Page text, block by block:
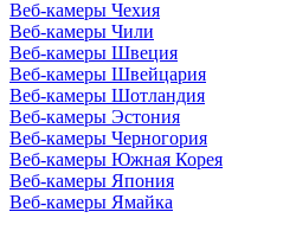
Веб-камеры Чехия
Веб-камеры Чили
Веб-камеры Швеция
Веб-камеры Швейцария
Веб-камеры Шотландия
Веб-камеры Эстония
Веб-камеры Черногория
Веб-камеры Южная Корея
Веб-камеры Япония
Веб-камеры Ямайка